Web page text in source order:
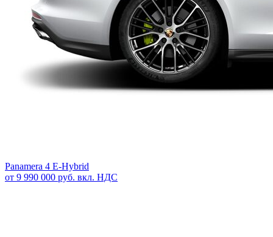
Panamera 4 E-Hybrid
от 9 990 000 руб. вкл. НДС